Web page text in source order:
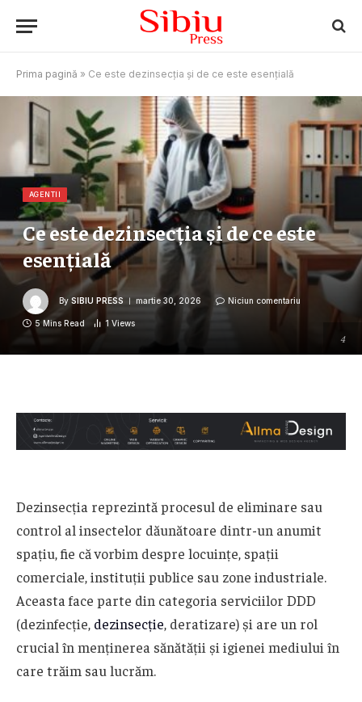
Prima pagină » Ce este dezinsecția și de ce este esențială
4
AGENTII
Ce este dezinsecția și de ce este
esențială
By SIBIU PRESS martie 30, 2026 Niciun comentariu
5 Mins Read 1 Views
Dezinsecția reprezintă procesul de eliminare sau
control al insectelor dăunătoare dintr-un anumit
spațiu, fie că vorbim despre locuințe, spații
comerciale, instituții publice sau zone industriale.
Aceasta face parte din categoria serviciilor DDD
(dezinfecție, dezinsecție, deratizare) și are un rol
crucial în menținerea sănătății și igienei mediului în
care trăim sau lucrăm.